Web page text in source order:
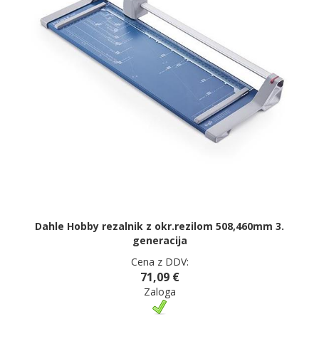
Dahle Hobby rezalnik z okr.rezilom 508,460mm 3.
generacija
Cena z DDV:
71,09 €
Zaloga